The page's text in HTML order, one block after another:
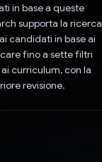
in base a queste
supporta la ricerca
candidati in base ai
fino a sette filtri
curriculum, con la
revisione.